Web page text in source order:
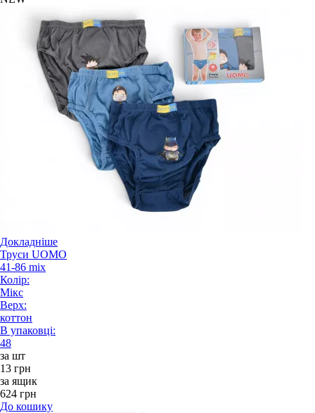
Докладніше
Труси UOMO
41-86 mix
Колір:
Мікс
Верх:
коттон
В упаковці:
48
за шт
13 грн
за ящик
624 грн
До кошику